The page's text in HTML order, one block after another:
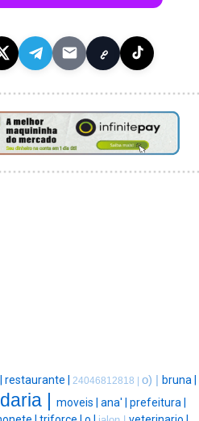
restaurante | 24046812818 | o) |
bruna |
| moveis | ana' | prefeitura |